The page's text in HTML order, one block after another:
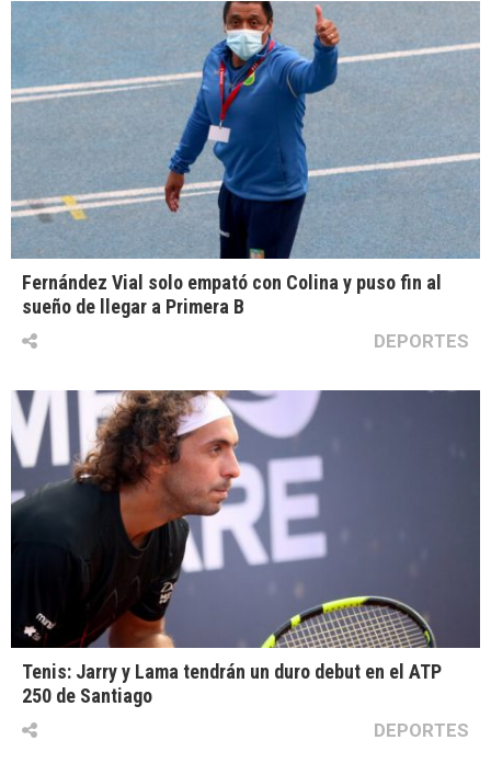
Fernández Vial solo empató con Colina y puso fin al
sueño de llegar a Primera B
DEPORTES
Tenis: Jarry y Lama tendrán un duro debut en el ATP
250 de Santiago
DEPORTES